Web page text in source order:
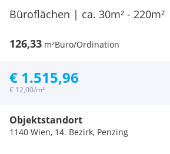
Büroflächen | ca. 30m² - 220m²
126,33 m²Büro/Ordination
€ 1.515,96
€ 12,00/m²
Objektstandort
1140 Wien, 14. Bezirk, Penzing